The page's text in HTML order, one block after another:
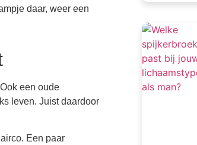
daar, weer een
een oude
leven. Juist daardoor
Een paar